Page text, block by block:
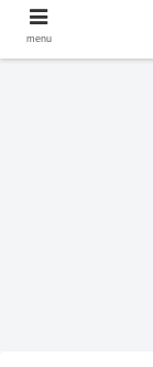
menu